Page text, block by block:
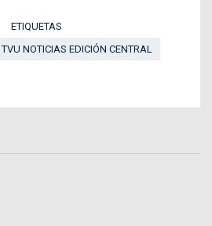
ETIQUETAS
TVU NOTICIAS EDICIÓN CENTRAL